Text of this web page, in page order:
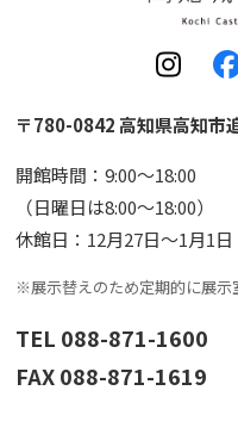
〒780-0842 高知県高知市
開館時間：9:00〜18:00
（日曜日は8:00〜18:00）
休館日：12月27日〜1月1日
※展示替えのため定期的に展示
TEL 088-871-1600
FAX 088-871-1619